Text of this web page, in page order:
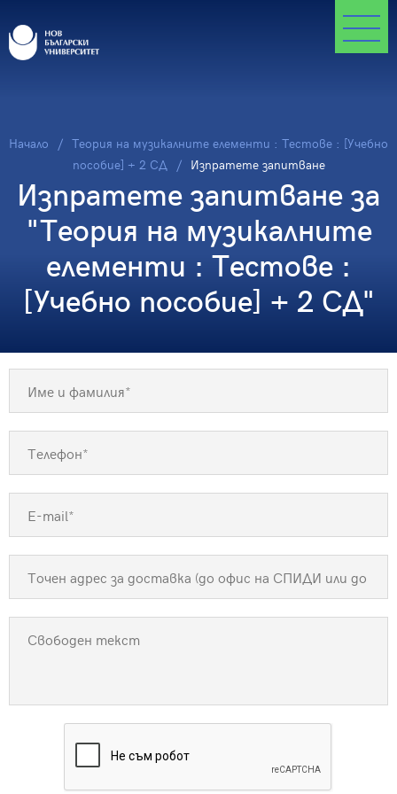
Начало
Теория на музикалните елементи : Тестове : [Учебно
пособие] + 2 СД
Изпратете запитване
Изпратете запитване за
"Теория на музикалните
елементи : Тестове :
[Учебно пособие] + 2 СД"